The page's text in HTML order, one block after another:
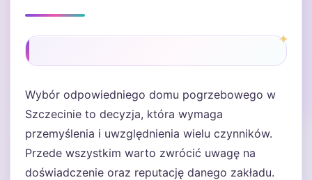
Wybór odpowiedniego domu pogrzebowego w
Szczecinie to decyzja, która wymaga
przemyślenia i uwzględnienia wielu czynników.
Przede wszystkim warto zwrócić uwagę na
doświadczenie oraz reputację danego zakładu.